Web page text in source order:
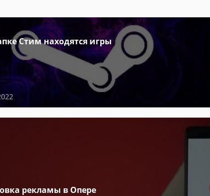
Стим находятся игры
рекламы в Опере